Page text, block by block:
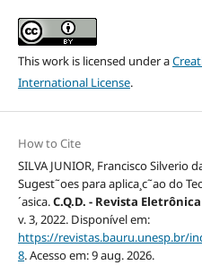
This work is licensed under a
International License.
How to Cite
SILVA JUNIOR, Francisco Silverio
Sugest˜oes para aplica¸c˜ao do
´asica.C.Q.D. - Revista
v. 3, 2022. Disponível em:
https://revistas.bauru.unesp.br/
8. Acesso em: 9 aug. 2026.